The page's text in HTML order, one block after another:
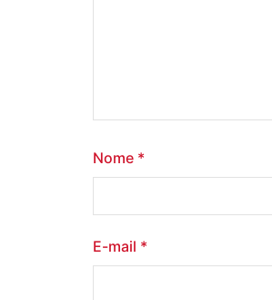
Nome *
E-mail *